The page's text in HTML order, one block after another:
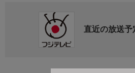
直近の放送